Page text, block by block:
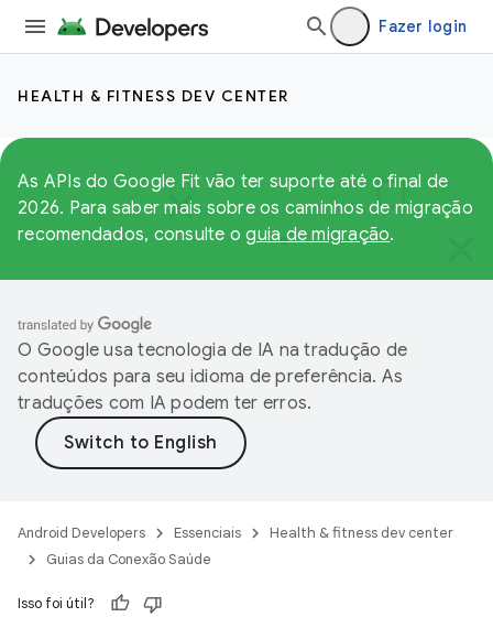
Fazer login
HEALTH & FITNESS DEV CENTER
As APIs do Google Fit vão ter suporte até o final de
2026. Para saber mais sobre os caminhos de migração
recomendados, consulte oguia de migração.
O Google usa tecnologia de IA na tradução de
conteúdos para seu idioma de preferência. As
traduções com IA podem ter erros.
Android Developers Essenciais
Health & fitness dev center
Guias da Conexão Saúde
Isso foi útil?